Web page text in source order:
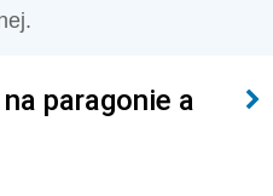
paragonie a